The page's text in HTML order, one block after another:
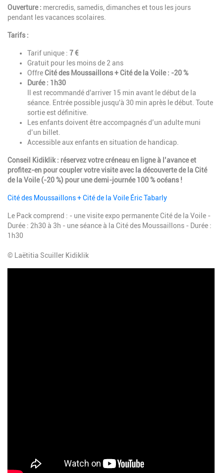
Ouverture : mercredis, samedis, dimanches et tous les jours
pendant les vacances scolaires.
Tarifs :
Tarif unique : 7 €
Gratuit pour les moins de 2 ans
OffreCité des Moussaillons + Cité de la Voile : -20 %
Durée : 1h30
Il est recommandé d'arriver 15 min avant le début de la
séance. Entrée possible jusqu'à 30 min après le début. Toute
sortie est définitive.
Les enfants doivent être accompagnés d’un adulte muni
d’un billet.
Accessible aux enfants en situation de handicap.
Conseil Kidiklik : réservez votre créneau en ligne à l’avance et
profitez-en pour coupler votre visite avec la découverte de la Cité
de la Voile (-20 %) pour une demi-journée 100 % océans !
Cité des Moussaillons + Cité de la Voile Éric Tabarly
Le Pack comprend : - une visite expo permanente Cité de la Voile -
Durée : 2h30 à 3h - une séance à la Cité des Moussaillons - Durée :
1h30
© Laëtitia Scuiller Kidiklik